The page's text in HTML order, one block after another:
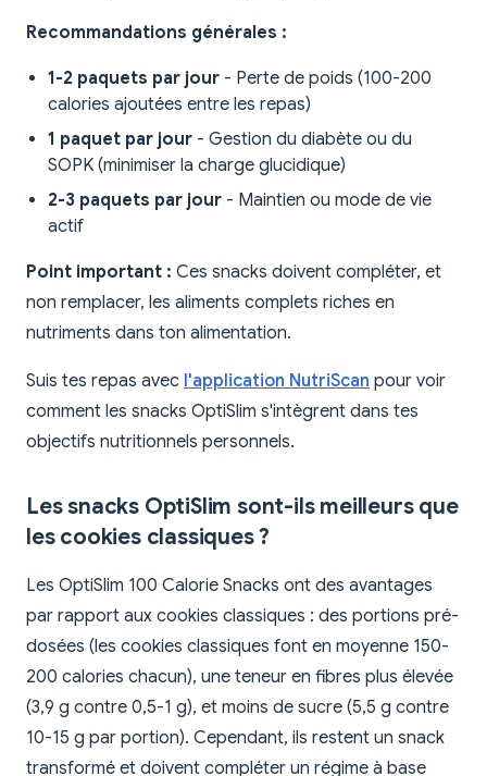
Recommandations générales :
1-2 paquets par jour - Perte de poids (100-200
calories ajoutées entre les repas)
1 paquet par jour - Gestion du diabète ou du
SOPK (minimiser la charge glucidique)
2-3 paquets par jour - Maintien ou mode de vie
actif
Point important : Ces snacks doivent compléter, et
non remplacer, les aliments complets riches en
nutriments dans ton alimentation.
Suis tes repas avec l'application NutriScan pour voir
comment les snacks OptiSlim s'intègrent dans tes
objectifs nutritionnels personnels.
Les snacks OptiSlim sont-ils meilleurs que
les cookies classiques ?
Les OptiSlim 100 Calorie Snacks ont des avantages
par rapport aux cookies classiques : des portions pré-
dosées (les cookies classiques font en moyenne 150-
200 calories chacun), une teneur en fibres plus élevée
(3,9 g contre 0,5-1 g), et moins de sucre (5,5 g contre
10-15 g par portion). Cependant, ils restent un snack
transformé et doivent compléter un régime à base